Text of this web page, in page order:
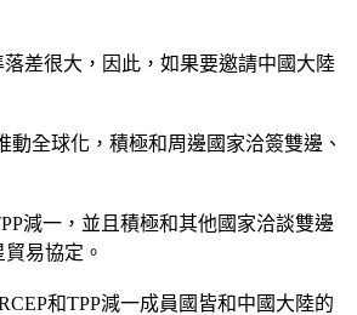
落差很大，因此，如果要邀請中國大陸
全球化，積極和周邊國家洽簽雙邊、
減一，並且積極和其他國家洽談雙邊
易協定。
和TPP減一成員國皆和中國大陸的